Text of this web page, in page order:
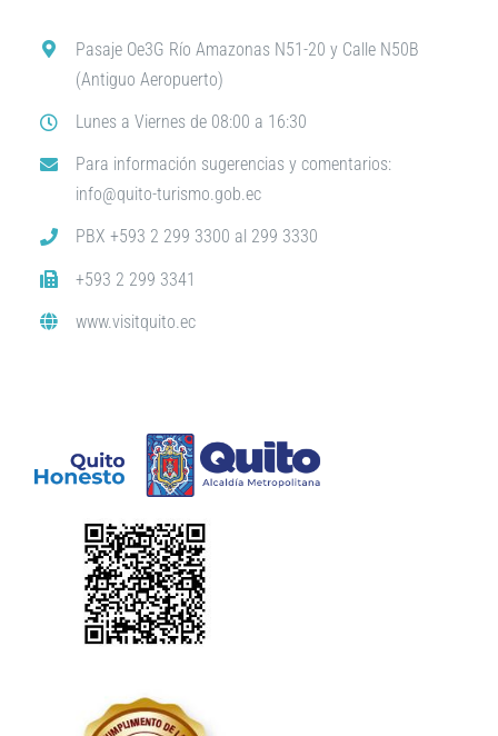
Pasaje Oe3G Río Amazonas N51-20 y Calle N50B
(Antiguo Aeropuerto)
Lunes a Viernes de 08:00 a 16:30
Para información sugerencias y comentarios:
info@quito-turismo.gob.ec
PBX +593 2 299 3300 al 299 3330
+593 2 299 3341
www.visitquito.ec